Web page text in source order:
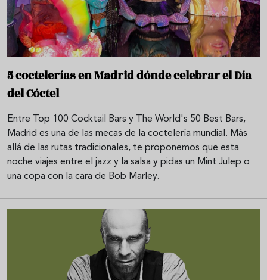
5 coctelerías en Madrid dónde celebrar el Día
del Cóctel
Entre Top 100 Cocktail Bars y The World's 50 Best Bars,
Madrid es una de las mecas de la coctelería mundial. Más
allá de las rutas tradicionales, te proponemos que esta
noche viajes entre el jazz y la salsa y pidas un Mint Julep o
una copa con la cara de Bob Marley.